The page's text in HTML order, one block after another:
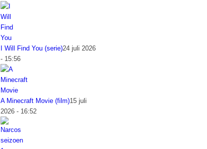
I Will Find You (serie)24 juli 2026
- 15:56
A Minecraft Movie (film)15 juli
2026 - 16:52